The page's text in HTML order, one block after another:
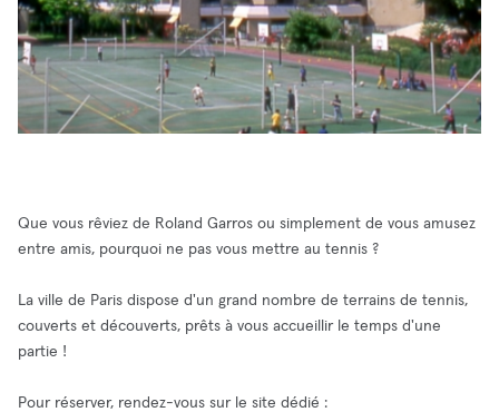
Que vous rêviez de Roland Garros ou simplement de vous amusez
entre amis, pourquoi ne pas vous mettre au tennis ?
La ville de Paris dispose d'un grand nombre de terrains de tennis,
couverts et découverts, prêts à vous accueillir le temps d'une
partie !
Pour réserver, rendez-vous sur le site dédié :